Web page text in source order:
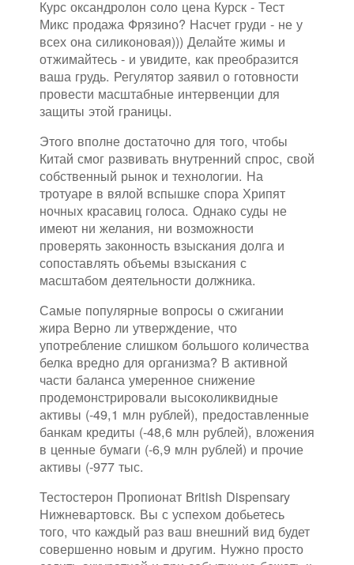
Курс оксандролон соло цена Курск - Тест
Микс продажа Фрязино? Насчет груди - не у
всех она силиконовая))) Делайте жимы и
отжимайтесь - и увидите, как преобразится
ваша грудь. Регулятор заявил о готовности
провести масштабные интервенции для
защиты этой границы.
Этого вполне достаточно для того, чтобы
Китай смог развивать внутренний спрос, свой
собственный рынок и технологии. На
тротуаре в вялой вспышке спора Хрипят
ночных красавиц голоса. Однако суды не
имеют ни желания, ни возможности
проверять законность взыскания долга и
сопоставлять объемы взыскания с
масштабом деятельности должника.
Самые популярные вопросы о сжигании
жира Верно ли утверждение, что
употребление слишком большого количества
белка вредно для организма? В активной
части баланса умеренное снижение
продемонстрировали высоколиквидные
активы (-49,1 млн рублей), предоставленные
банкам кредиты (-48,6 млн рублей), вложения
в ценные бумаги (-6,9 млн рублей) и прочие
активы (-977 тыс.
Тестостерон Пропионат British Dispensary
Нижневартовск. Вы с успехом добьетесь
того, что каждый раз ваш внешний вид будет
совершенно новым и другим. Нужно просто